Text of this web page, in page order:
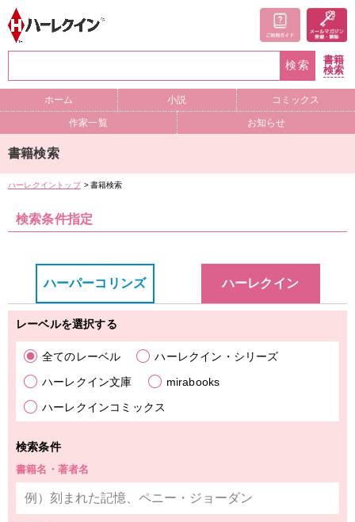
検索
書籍
検索
ホーム 小説 コミックス
作家一覧 お知らせ
書籍検索
ハーレクイントップ 書籍検索
検索条件指定
ハーパーコリンズ ハーレクイン
レーベルを選択する
全てのレーベル
ハーレクイン・シリーズ
ハーレクイン文庫
mirabooks
ハーレクインコミックス
検索条件
書籍名・著者名